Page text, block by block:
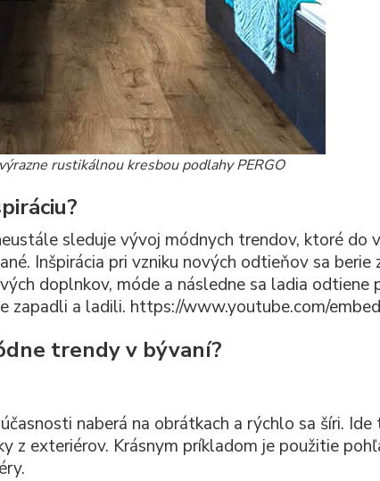
rustikálnou kresbou podlahy PERGO
sleduje vývoj módnych trendov, ktoré do
Inšpirácia pri vzniku nových odtieňov sa berie
doplnkov, móde a následne sa ladia
zapadli a ladili. https://www.youtube.com/
trendy v bývaní?
naberá na obrátkach a rýchlo sa šíri.
z exteriérov. Krásnym príkladom je použitie